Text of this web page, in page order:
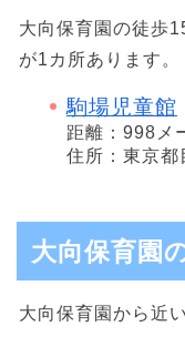
大向保育園の徒歩
が1カ所あります。
駒場児童館
距離：998メ
住所：東京
大向保育園
大向保育園から近